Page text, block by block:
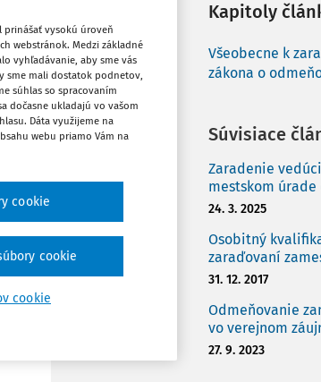
6.
Vytlačiť
Obľúbené
Zdieľať
Kapitoly
Všeobecne k
zákona o
Súvisiace
Zaradenie
mestskom
24. 3. 2025
Osobitný
zaraďovaní
31. 12. 2017
Odmeňovanie
vo verejnom
27. 9. 2023
prinášať vysokú úroveň
webstránok. Medzi základné
vyhľadávanie, aby sme vás
sme mali dostatok podnetov,
súhlas so spracovaním
dočasne ukladajú vo vašom
Dáta využijeme na
webu priamo Vám na
cookie
cookie
cookie